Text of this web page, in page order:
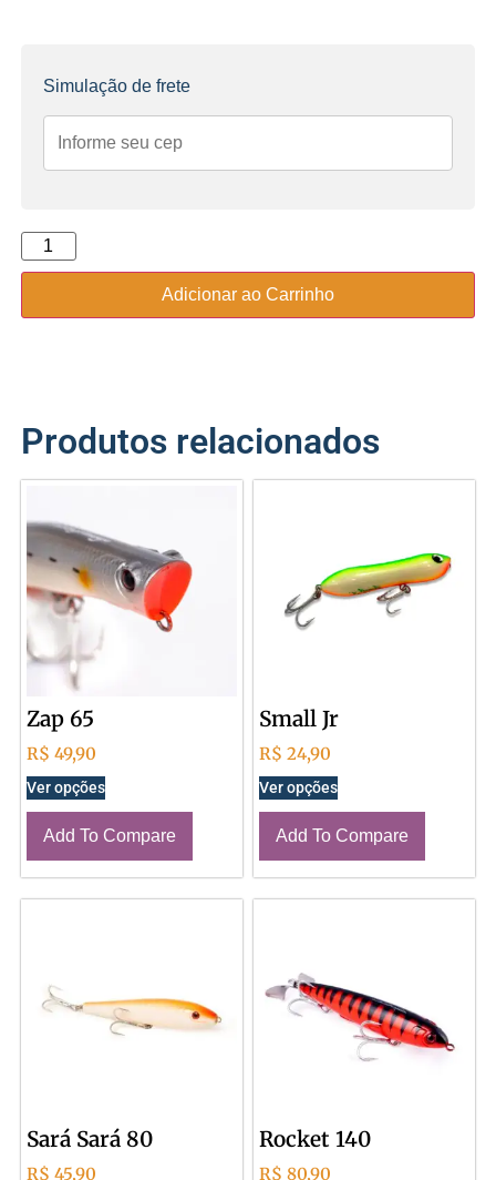
Simulação de frete
Adicionar ao Carrinho
Produtos relacionados
Zap 65
R$ 49,90
Ver opções
Add To Compare
Small Jr
R$ 24,90
Ver opções
Add To Compare
Sará Sará 80
R$ 45,90
Rocket 140
R$ 80,90